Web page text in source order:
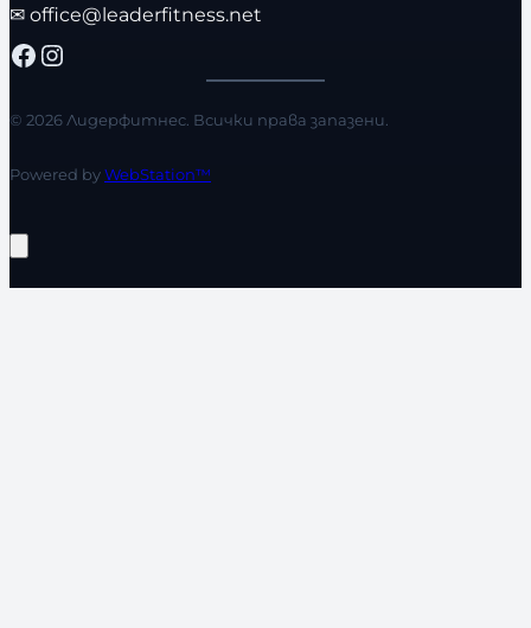
✉ office@leaderfitness.net
Facebook Instagram
© 2026 Лидерфитнес. Всички права запазени.
Powered byWebStation™